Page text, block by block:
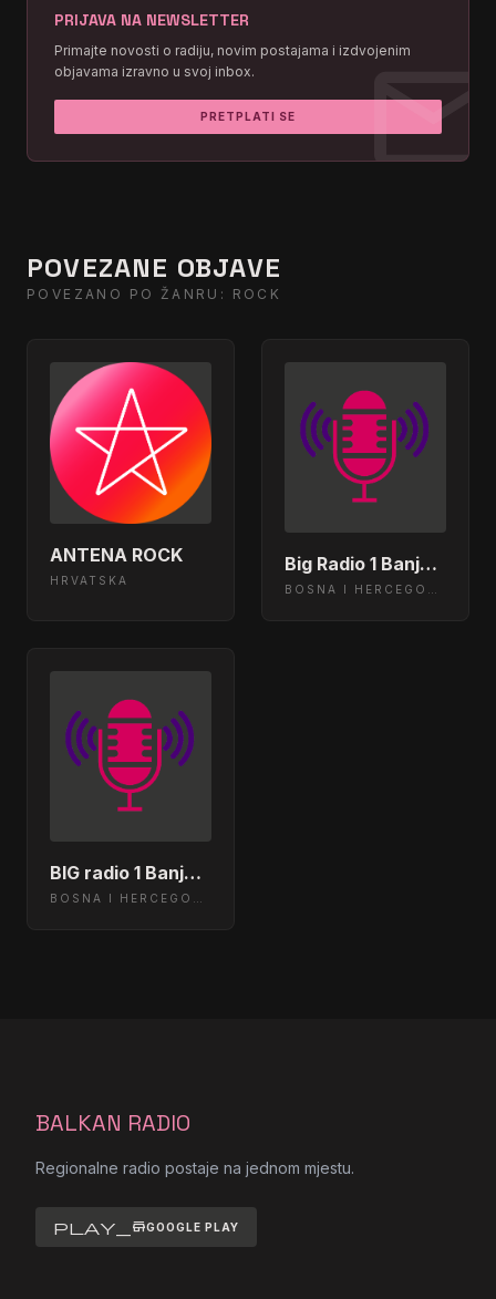
PRIJAVA NA NEWSLETTER
Primajte novosti o radiju, novim postajama i izdvojenim
objavama izravno u svoj inbox.
PRETPLATI SE
POVEZANE OBJAVE
POVEZANO PO ŽANRU: ROCK
ANTENA ROCK
HRVATSKA
Big Radio 1 Banja Luka
BIG radio 1 Banja Luka
BALKAN RADIO
Regionalne radio postaje na jednom mjestu.
play_storeGOOGLE PLAY